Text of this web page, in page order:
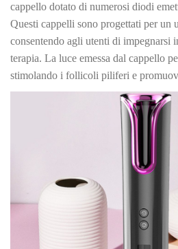
cappello dotato di numerosi diodi
Questi cappelli sono progettati per un
consentendo agli utenti di impegnarsi
terapia. La luce emessa dal cappello
stimolando i follicoli piliferi e